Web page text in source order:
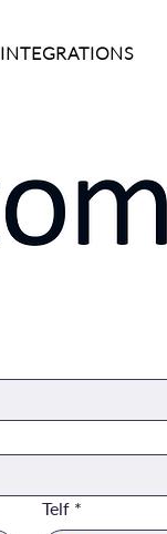
INTEGRATIONS
Telf *